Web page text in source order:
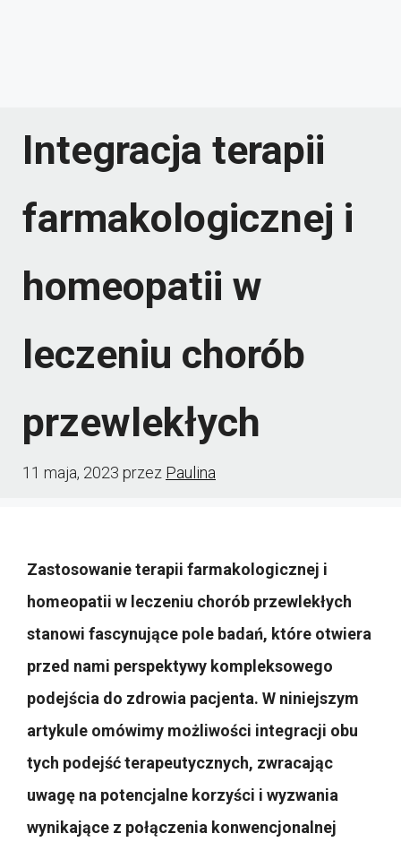
Integracja terapii
farmakologicznej i
homeopatii w
leczeniu chorób
przewlekłych
11 maja, 2023 przez Paulina
Zastosowanie terapii farmakologicznej i
homeopatii w leczeniu chorób przewlekłych
stanowi fascynujące pole badań, które otwiera
przed nami perspektywy kompleksowego
podejścia do zdrowia pacjenta. W niniejszym
artykule omówimy możliwości integracji obu
tych podejść terapeutycznych, zwracając
uwagę na potencjalne korzyści i wyzwania
wynikające z połączenia konwencjonalnej